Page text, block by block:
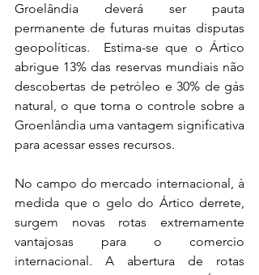
Groelândia deverá ser pauta
permanente de futuras muitas disputas
geopolíticas.  Estima-se que o Ártico
abrigue 13% das reservas mundiais não
descobertas de petróleo e 30% de gás
natural, o que torna o controle sobre a
Groenlândia uma vantagem significativa
para acessar esses recursos.
No campo do mercado internacional, à
medida que o gelo do Ártico derrete,
surgem novas rotas extremamente
vantajosas para o comercio
internacional. A abertura de rotas